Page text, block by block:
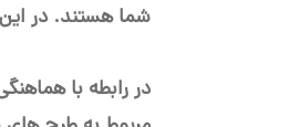
شما هستند. در
در رابطه با